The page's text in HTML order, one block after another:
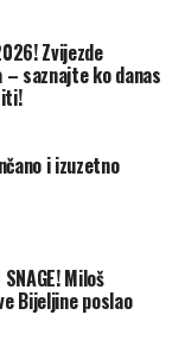
predlog za
što Kalifornija,
Vajoming i
— Arizona,
vode, uz
sušnijih perioda.
Mid nastaviti
godine.
Zvijezde
– saznajte ko danas
i izuzetno
Miloš
Bijeljine poslao